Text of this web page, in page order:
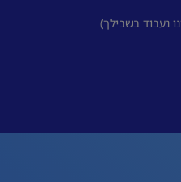
נעבוד בשבילך)